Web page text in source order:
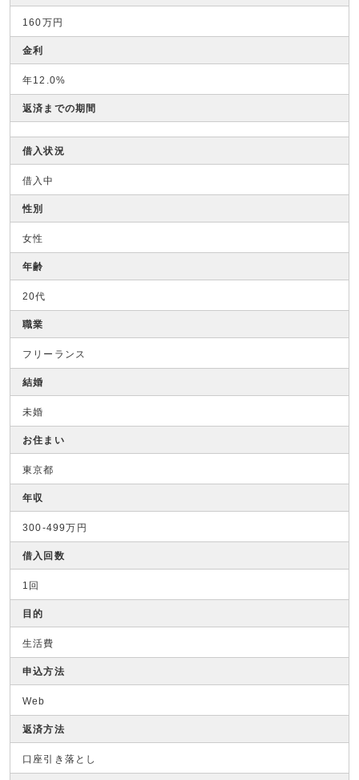
160万円
金利
年12.0%
返済までの期間
借入状況
借入中
性別
女性
年齢
20代
職業
フリーランス
結婚
未婚
お住まい
東京都
年収
300-499万円
借入回数
1回
目的
生活費
申込方法
Web
返済方法
口座引き落とし